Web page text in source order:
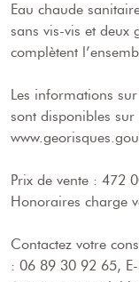
Eau chaude
sans vis-vis et deux
complètent
Les informations
sont disponibles
Prix de vente : 472
Honoraires charge
Contactez votre
: 06 89 30 92 65,